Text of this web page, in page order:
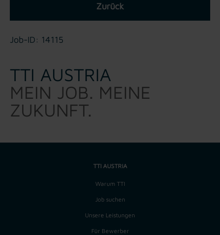
Zurück
Job-ID: 14115
TTI AUSTRIA
MEIN JOB. MEINE
ZUKUNFT.
TTI AUSTRIA
Warum TTI
Job suchen
Unsere Leistungen
Für Bewerber